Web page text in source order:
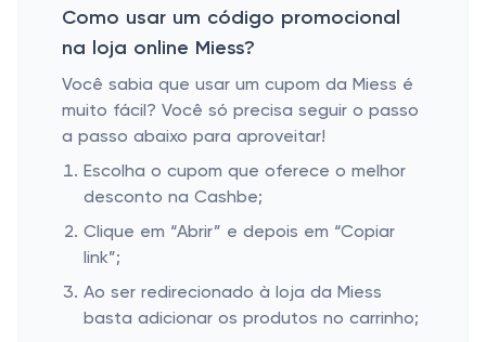
Como usar um código promocional
na loja online Miess?
Você sabia que usar um cupom da Miess é
muito fácil? Você só precisa seguir o passo
a passo abaixo para aproveitar!
Escolha o cupom que oferece o melhor
desconto na Cashbe;
Clique em “Abrir” e depois em “Copiar
link”;
Ao ser redirecionado à loja da Miess
basta adicionar os produtos no carrinho;